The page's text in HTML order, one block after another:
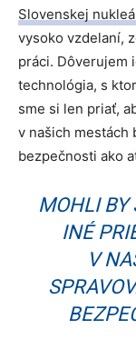
Slovenskej
vysoko vzdelaní,
práci. Dôverujem
technológia, s
sme si len priať,
v našich mestách
bezpečnosti ako
MOHLI BY
INÉ
V